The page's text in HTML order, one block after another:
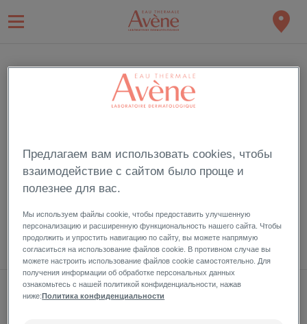
ВХОД
Подпишитесь и пользуйтесь привилегиями члена Eau Thermale
Забыли пароль?
МОЯ ПОДПИСКА НА НОВОСТИ
Предлагаем вам использовать cookies, чтобы
взаимодействие с сайтом было проще и
полезнее для вас.
Мы используем файлы cookie, чтобы предоставить улучшенную
персонализацию и расширенную функциональность нашего сайта. Чтобы
продолжить и упростить навигацию по сайту, вы можете напрямую
согласиться на использование файлов cookie. В противном случае вы
можете настроить использование файлов cookie самостоятельно. Для
получения информации об обработке персональных данных
ознакомьтесь с нашей политикой конфиденциальности, нажав
ниже: Политика конфиденциальности